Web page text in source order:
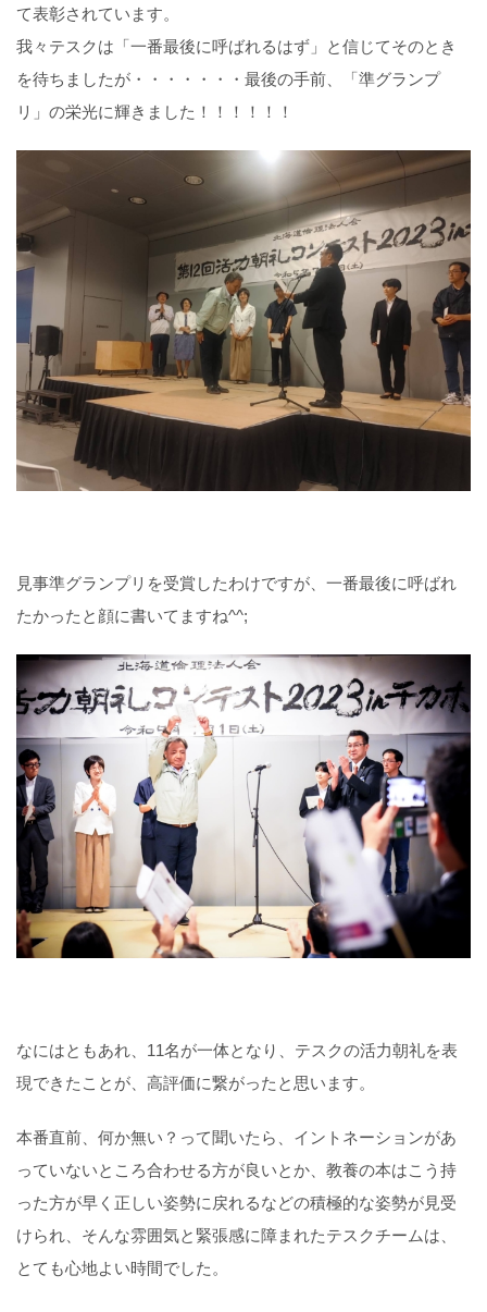
て表彰されています。
我々テスクは「一番最後に呼ばれるはず」と信じてそのとき
を待ちましたが・・・・・・・最後の手前、「準グランプ
リ」の栄光に輝きました！！！！！！
見事準グランプリを受賞したわけですが、一番最後に呼ばれ
たかったと顔に書いてますね^^;
なにはともあれ、11名が一体となり、テスクの活力朝礼を表
現できたことが、高評価に繋がったと思います。
本番直前、何か無い？って聞いたら、イントネーションがあ
っていないところ合わせる方が良いとか、教養の本はこう持
った方が早く正しい姿勢に戻れるなどの積極的な姿勢が見受
けられ、そんな雰囲気と緊張感に障まれたテスクチームは、
とても心地よい時間でした。